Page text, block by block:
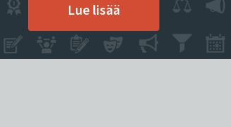
Lue lisää